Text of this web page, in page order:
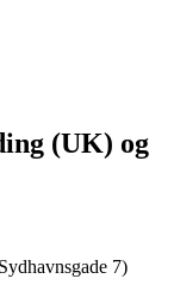
(UK) og
7)